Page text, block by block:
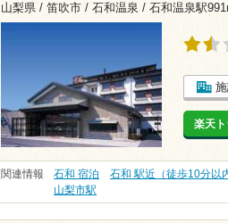
山梨県 / 笛吹市 / 石和温泉 / 石和温泉駅
楽天
関連情報 石和 宿泊 石和 駅近（徒歩10分以
山梨市駅